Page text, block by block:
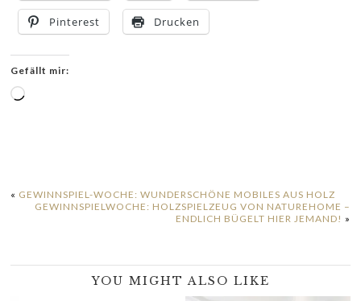
Pinterest Drucken
Gefällt mir:
Wird
« GEWINNSPIEL-WOCHE: WUNDERSCHÖNE MOBILES AUS HOLZ
GEWINNSPIELWOCHE: HOLZSPIELZEUG VON NATUREHOME –
ENDLICH BÜGELT HIER JEMAND! »
YOU MIGHT ALSO LIKE